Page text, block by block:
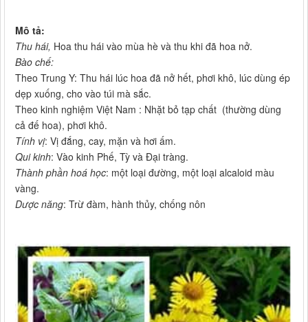
Mô tả:
Thu hái, Hoa thu hái vào mùa hè và thu khi đã hoa nở.
Bào chế:
Theo Trung Y: Thu hái lúc hoa đã nở hết, phơi khô, lúc dùng ép
dẹp xuống, cho vào túi mà sắc.
Theo kinh nghiệm Việt Nam : Nhặt bỏ tạp chất (thường dùng
cả đế hoa), phơi khô.
Tính vị: Vị đắng, cay, mặn và hơi ấm.
Qui kinh: Vào kinh Phế, Tỳ và Đại tràng.
Thành phần hoá học: một loại đường, một loại alcaloid màu
vàng.
Dược năng: Trừ đàm, hành thủy, chống nôn